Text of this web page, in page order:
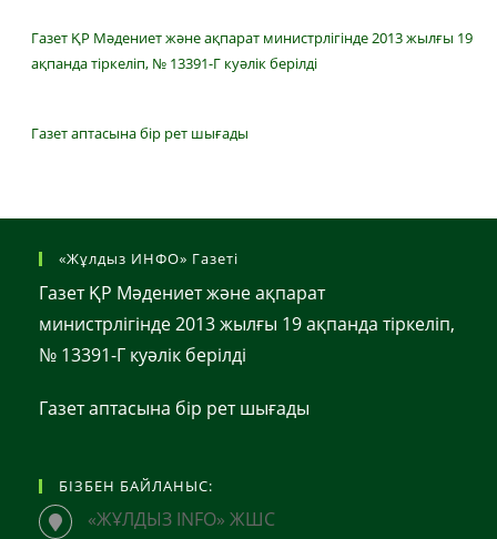
Газет ҚР Мәдениет және ақпарат министрлігінде 2013 жылғы 19
ақпанда тіркеліп, № 13391-Г куәлік берілді
Газет аптасына бір рет шығады
«Жұлдыз ИНФО» Газеті
Газет ҚР Мәдениет және ақпарат
министрлігінде 2013 жылғы 19 ақпанда тіркеліп,
№ 13391-Г куәлік берілді
Газет аптасына бір рет шығады
БІЗБЕН БАЙЛАНЫС:
«ЖҰЛДЫЗ INFO» ЖШС